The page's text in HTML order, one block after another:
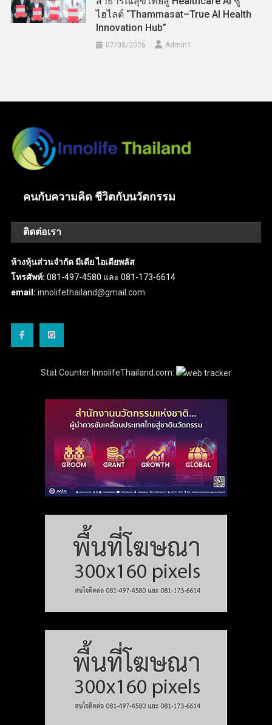
ไฮไลต์ “Thammasat–True AI Health
Innovation Hub”
07/08/2026 Admin​1
คนกับความคิด ชีวิตกับนวัตกรรม
ติดต่อเรา
ห้างหุ้นส่วนจำกัด มีเดีย ไอเดียพลัส
โทรศัพท์: 081-497-4580 และ 081-173-6614
email: innolifethailand@gmail.com
Stat Counter InnolifeThailand.com: